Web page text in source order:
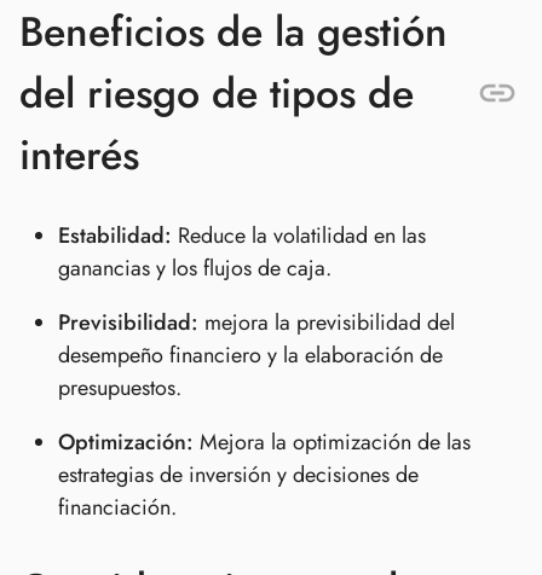
Beneficios de la gestión
del riesgo de tipos de
interés
Estabilidad: Reduce la volatilidad en las
ganancias y los flujos de caja.
Previsibilidad: mejora la previsibilidad del
desempeño financiero y la elaboración de
presupuestos.
Optimización: Mejora la optimización de las
estrategias de inversión y decisiones de
financiación.